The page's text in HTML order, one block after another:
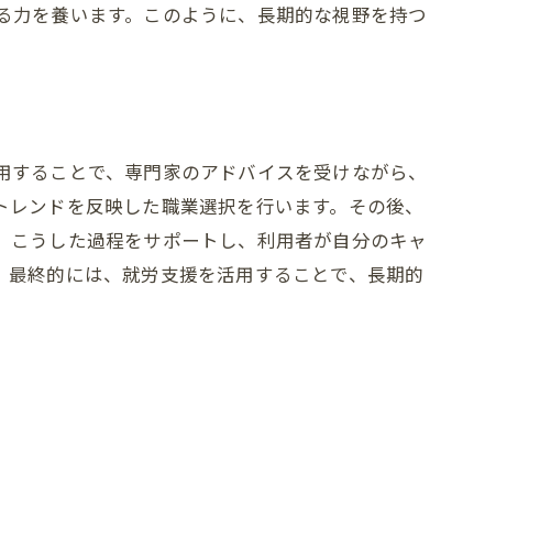
を養います。このように、長期的な視野を持つ
ることで、専門家のアドバイスを受けながら、
ンドを反映した職業選択を行います。その後、
うした過程をサポートし、利用者が自分のキャ
終的には、就労支援を活用することで、長期的